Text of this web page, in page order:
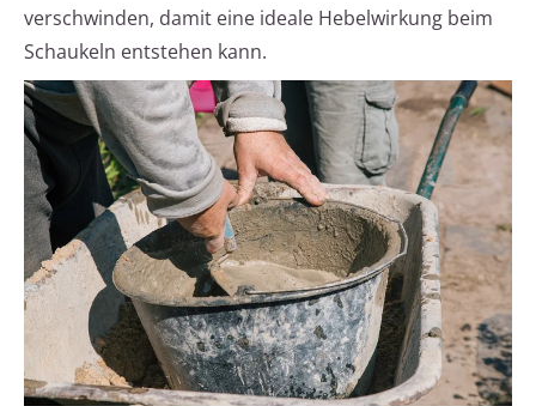
verschwinden, damit eine ideale Hebelwirkung beim
Schaukeln entstehen kann.